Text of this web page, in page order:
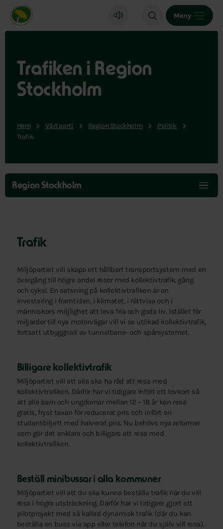
Miljöpartiet de gröna, startsida
Meny
Trafiken i Region
Stockholm
Hem Vårt parti Region Stockholm
Politik
Trafik
Hoppa
över
menyn
Region Stockholm
Trafik
Miljöpartiet vill skapa ett hållbart transportsystem med en
övergång till högre andel resor med kollektivtrafik, gång
och cykel. En satsning på kollektivtrafiken är en
investering i framtiden, i klimatet, i rättvisa och i
människors möjlighet att leva fria och goda liv. Istället för
miljarder till nya motorvägar vill vi se utökad kollektivtrafik,
fortsatt utbyggnad av tunnelbane- och spårsystemet.
Billigare kollektivtrafik
Miljöpartiet vill att alla ska ha råd att resa med
kollektivtrafiken. Därför har vi tidigare infört ett lovkort så
att alla barn och ungdomar mellan 12 – 18 år kan resa
gratis, fryst taxan för reducerat pris och infört en
studentbiljett med halverat pris. Nu behövs nya reformer
som gör det enklare och billigare att resa med
kollektivtrafiken.
Beställ minibussar i alla kommuner
Miljöpartiet vill att du ska kunna beställa trafik när du vill
resa i högre utsträckning. Därför har vi tidigare gjort ett
pilotprojekt med så kallad dynamisk trafik (där du kan
beställa en buss via app eller telefon när du själv vill resa).